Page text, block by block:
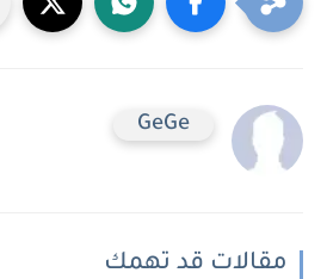
GeGe
مقالات قد تهمك